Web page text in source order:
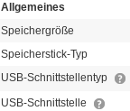
Allgemeines
Speichergröße
Speicherstick-Typ
USB-Schnittstellentyp
USB-Schnittstelle